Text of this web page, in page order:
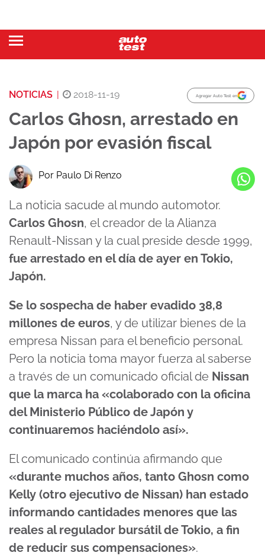
NOTICIAS | 2018-11-19 Agregar Auto Test en
Carlos Ghosn, arrestado en
Japón por evasión fiscal
Por Paulo Di Renzo
La noticia sacude al mundo automotor.
Carlos Ghosn, el creador de la Alianza
Renault-Nissan y la cual preside desde 1999,
fue arrestado en el día de ayer en Tokio,
Japón.
Se lo sospecha de haber evadido 38,8
millones de euros, y de utilizar bienes de la
empresa Nissan para el beneficio personal.
Pero la noticia toma mayor fuerza al saberse
a través de un comunicado oficial de Nissan
que la marca ha «colaborado con la oficina
del Ministerio Público de Japón y
continuaremos haciéndolo así».
El comunicado continúa afirmando que
«durante muchos años, tanto Ghosn como
Kelly (otro ejecutivo de Nissan) han estado
informando cantidades menores que las
reales al regulador bursátil de Tokio, a fin
de reducir sus compensaciones».